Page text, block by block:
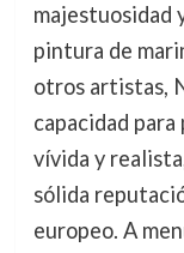
majestuosidad
pintura de
otros artistas,
capacidad para
vívida y
sólida
europeo. A